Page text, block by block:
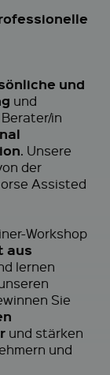
und
und
in
. Unsere
der
Assisted
Workshop
aus
lernen
Sie
und stärken
und